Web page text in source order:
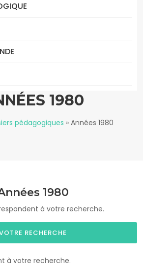
1980
pédagogiques » Années 1980
1980
à votre recherche.
RECHERCHE
à votre recherche.